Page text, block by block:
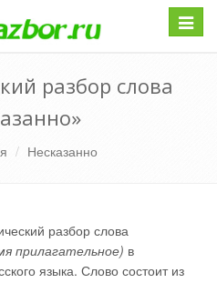
разбор слова
Несказанно
разбор слова
прилагательное) в
языка. Слово состоит из